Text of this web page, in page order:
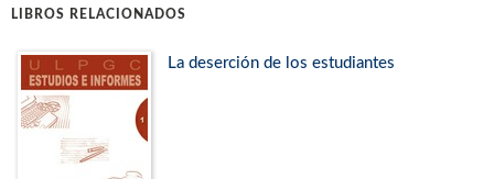
LIBROS RELACIONADOS
La deserción de los estudiantes